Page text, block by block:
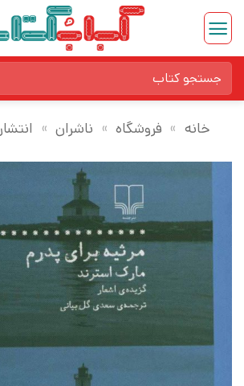
Skip
content
برای:
خانه » فروشگاه » ناشران »